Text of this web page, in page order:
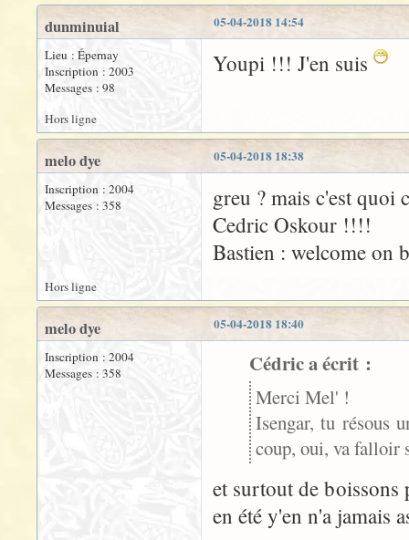
05-04-2018 14:54
dunminuial
Lieu : Épernay
Inscription : 2003
Messages : 98
Youpi !!! J'en suis
Hors ligne
05-04-2018 18:38
melo dye
Inscription : 2004
Messages : 358
greu ? mais c'est quoi
Cedric Oskour !!!!
Bastien : welcome on
Hors ligne
05-04-2018 18:40
melo dye
Inscription : 2004
Messages : 358
Cédric a écrit :
Merci Mel' !
Isengar, tu résous
coup, oui, va falloir
et surtout de
en été y'en n'a jamais